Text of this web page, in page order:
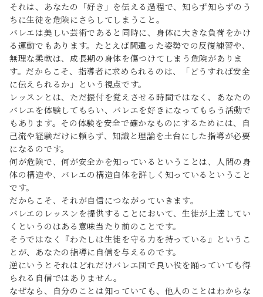
それは、あなたの「好き」を伝える過程で、知らず知らずのう
ちに生徒を危険にさらしてしまうこと。
バレエは美しい芸術であると同時に、身体に大きな負荷をかけ
る運動でもあります。たとえば間違った姿勢での反復練習や、
無理な柔軟は、成長期の身体を傷つけてしまう危険がありま
す。だからこそ、指導者に求められるのは、「どうすれば安全
に伝えられるか」という視点です。
レッスンとは、ただ振付を覚えさせる時間ではなく、あなたの
バレエを体験してもらい、バレエを好きになってもらう活動で
もあります。その体験を安全で確かなものにするためには、自
己流や経験だけに頼らず、知識と理論を土台にした指導が必要
になるのです。
何が危険で、何が安全かを知っているということは、人間の身
体の構造や、バレエの構造自体を詳しく知っているということ
です。
だからこそ、それが自信につながっていきます。
バレエのレッスンを提供することにおいて、生徒が上達してい
くというのはある意味当たり前のことです。
そうではなく『わたしは生徒を守る力を持っている』というこ
とが、あなたの指導に自信を与えるのです。
逆にいうとそれはどれだけバレエ団で良い役を踊っていても得
られる自信ではありません。
なぜなら、自分のことは知っていても、他人のことはわからな